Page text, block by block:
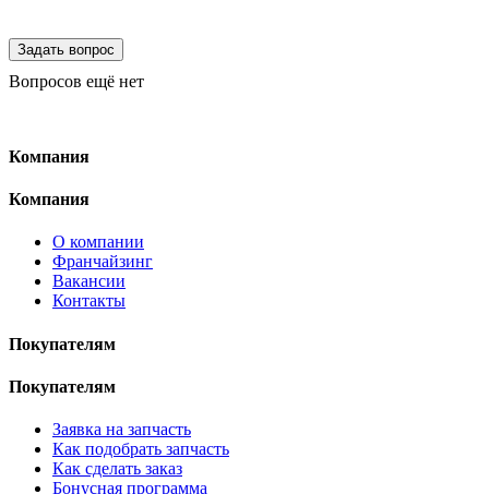
Вопросов ещё нет
Компания
Компания
О компании
Франчайзинг
Вакансии
Контакты
Покупателям
Покупателям
Заявка на запчасть
Как подобрать запчасть
Как сделать заказ
Бонусная программа